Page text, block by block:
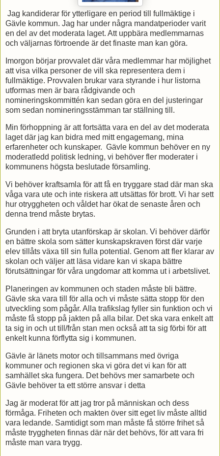
Jag kandiderar för ytterligare en period till fullmäktige i
Gävle kommun. Jag har under några mandatperioder varit
en del av det moderata laget. Att uppbära medlemmarnas
och väljarnas förtroende är det finaste man kan göra.
Imorgon börjar provvalet där våra medlemmar har möjlighet
att visa vilka personer de vill ska representera dem i
fullmäktige. Provvalen brukar vara styrande i hur listorna
utformas men är bara rådgivande och
nomineringskommittén kan sedan göra en del justeringar
som sedan nomineringsstämman tar ställning till.
Min förhoppning är att fortsätta vara en del av det moderata
laget där jag kan bidra med mitt engagemang, mina
erfarenheter och kunskaper. Gävle kommun behöver en ny
moderatledd politisk ledning, vi behöver fler moderater i
kommunens högsta beslutade församling.
Vi behöver kraftsamla för att få en tryggare stad där man ska
våga vara ute och inte riskera att utsättas för brott. Vi har sett
hur otryggheten och våldet har ökat de senaste åren och
denna trend måste brytas.
Grunden i att bryta utanförskap är skolan. Vi behöver därför
en bättre skola som sätter kunskapskraven först där varje
elev tillåts växa till sin fulla potential. Genom att fler klarar av
skolan och väljer att läsa vidare kan vi skapa bättre
förutsättningar för våra ungdomar att komma ut i arbetslivet.
Planeringen av kommunen och staden måste bli bättre.
Gävle ska vara till för alla och vi måste sätta stopp för den
utveckling som pågår. Alla trafikslag fyller sin funktion och vi
måste få stopp på jakten på alla bilar. Det ska vara enkelt att
ta sig in och ut till/från stan men också att ta sig förbi för att
enkelt kunna förflytta sig i kommunen.
Gävle är länets motor och tillsammans med övriga
kommuner och regionen ska vi göra det vi kan för att
samhället ska fungera. Det behövs mer samarbete och
Gävle behöver ta ett större ansvar i detta
Jag är moderat för att jag tror på människan och dess
förmåga. Friheten och makten över sitt eget liv måste alltid
vara ledande. Samtidigt som man måste få större frihet så
måste tryggheten finnas där när det behövs, för att vara fri
måste man vara trygg.